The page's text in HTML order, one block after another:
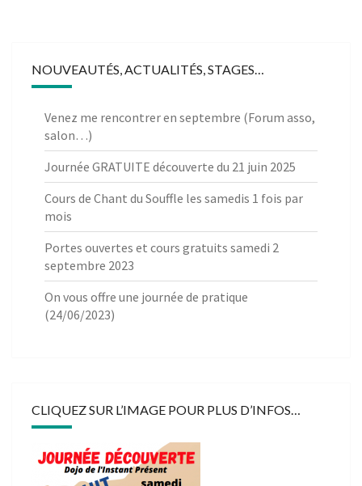
NOUVEAUTÉS, ACTUALITÉS, STAGES…
Venez me rencontrer en septembre (Forum asso,
salon…)
Journée GRATUITE découverte du 21 juin 2025
Cours de Chant du Souffle les samedis 1 fois par
mois
Portes ouvertes et cours gratuits samedi 2
septembre 2023
On vous offre une journée de pratique
(24/06/2023)
CLIQUEZ SUR L’IMAGE POUR PLUS D’INFOS…